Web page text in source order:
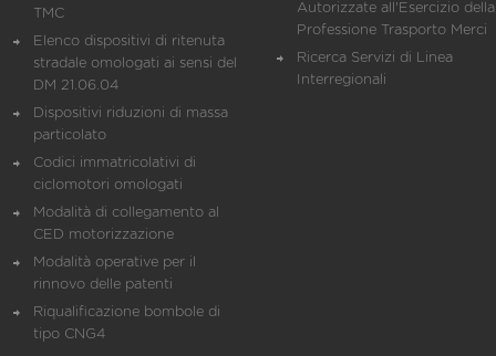
TMC
Elenco dispositivi di ritenuta
stradale omologati ai sensi del
DM 21.06.04
Dispositivi riduzioni di massa
particolato
Codici immatricolativi di
ciclomotori omologati
Modalità di collegamento al
CED motorizzazione
Modalità operative per il
rinnovo delle patenti
Riqualificazione bombole di
tipo CNG4
Autorizzate all'Esercizio della
Professione Trasporto Merci
Ricerca Servizi di Linea
Interregionali